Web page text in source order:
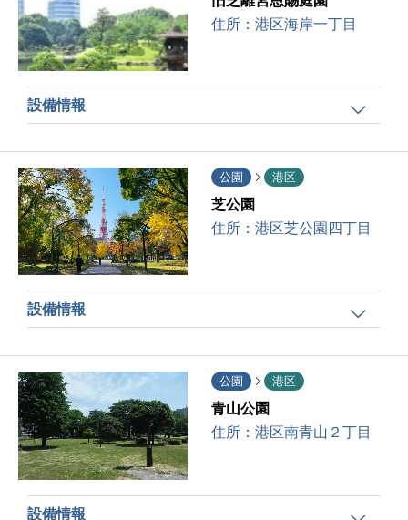
住所： 港区海岸一丁目
設備情報
公園 港区
芝公園
住所： 港区芝公園四丁目
設備情報
公園 港区
青山公園
住所： 港区南青山２丁目
設備情報